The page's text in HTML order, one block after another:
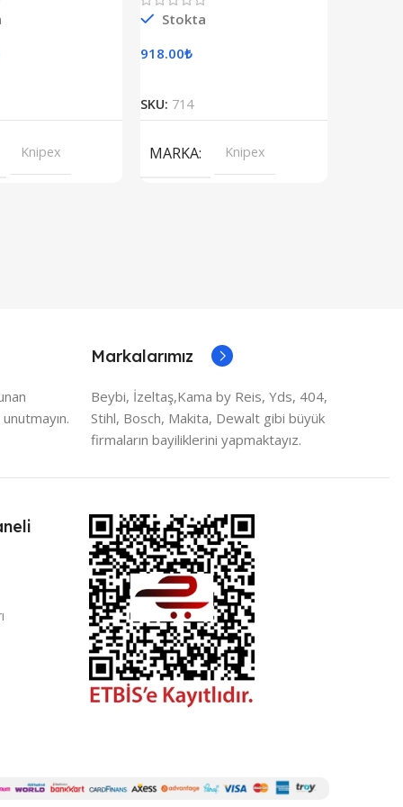
Knipex
Stokta
918.00₺
SKU: 714
MARKA Knipex
Markalarımız
Beybi, İzeltaş,Kama by Reis, Yds, 404,
Stihl, Bosch, Makita, Dewalt gibi büyük
firmaların bayiliklerini yapmaktayız.